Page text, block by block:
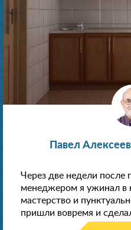
Павел
Через две недели после
менеджером я ужинал в
мастерство и
пришли вовремя и